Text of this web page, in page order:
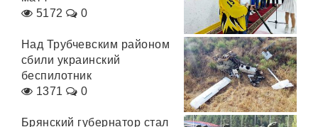
5172
0
Над Трубчевским районом
сбили украинский
беспилотник
1371
0
Брянский губернатор стал